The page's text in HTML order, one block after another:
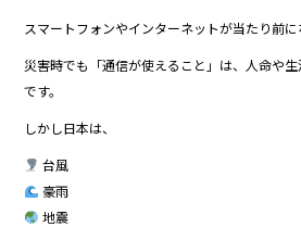
スマートフォンやインターネットが当たり前
災害時でも「通信が使えること」は、人命や
です。
しかし日本は、
台風
豪雨
地震